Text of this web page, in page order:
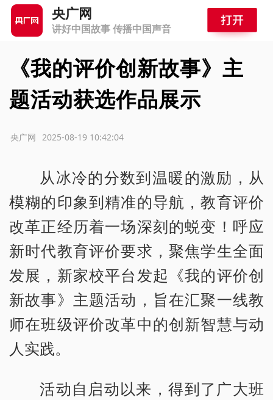
央广网
讲好中国故事 传播中国声音
《我的评价创新故事》主
题活动获选作品展示
2025-08-19 10:42:04
央广网
从冰冷的分数到温暖的激励，从
模糊的印象到精准的导航，教育评价
改革正经历着一场深刻的蜕变！呼应
新时代教育评价要求，聚焦学生全面
发展，新家校平台发起《我的评价创
新故事》主题活动，旨在汇聚一线教
师在班级评价改革中的创新智慧与动
人实践。
活动自启动以来，得到了广大班